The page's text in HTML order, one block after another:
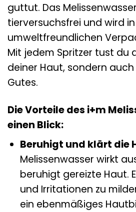
guttut. Das
tierversuchsfrei und wird
umweltfreundlichen
Mit jedem Spritzer tust du
deiner Haut, sondern
Gutes.
Die Vorteile des i+m
einen Blick:
Beruhigt und klärt die
Melissenwasser wirkt
beruhigt gereizte Haut.
und Irritationen zu
ein ebenmäßiges